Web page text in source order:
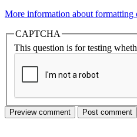
More information about formatting
CAPTCHA
This question is for testing